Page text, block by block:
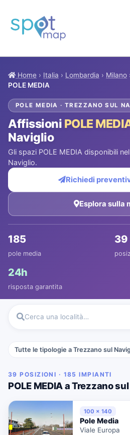
Home › Italia › Lombardia › Milano
POLE MEDIA
POLE MEDIA · TREZZANO SUL
Affissioni POLE
Naviglio
Gli spazi POLE MEDIA disponibili
Naviglio.
Richiedi
Esplora sulla
185
pole media
39
24h
risposta garantita
Cerca una località…
Tutte le tipologie a Trezzano sul
39 POSIZIONI · 185 IMPIANTI
POLE MEDIA a Trezzano
100 x 140
Pole Media
Viale Europa